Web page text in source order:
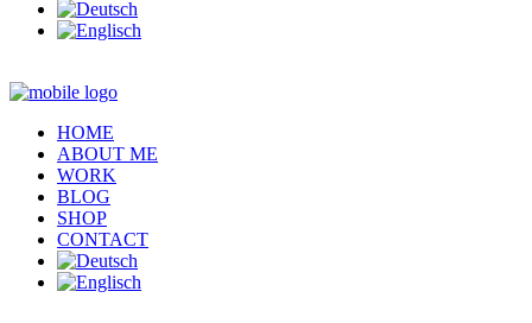
HOME
ABOUT ME
WORK
BLOG
SHOP
CONTACT